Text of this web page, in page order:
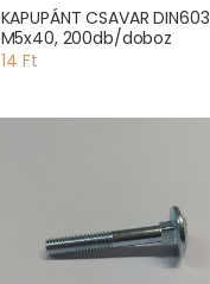
KAPUPÁNT CSAVAR DIN603
M5x40, 200db/doboz
14 Ft